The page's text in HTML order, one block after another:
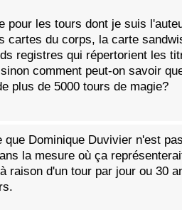
pour les tours dont je suis
cartes du corps, la carte
registres qui répertorient les
comment peut-on savoir
plus de 5000 tours de magie?
que Dominique Duvivier n'est
la mesure où ça
raison d'un tour par jour ou 30